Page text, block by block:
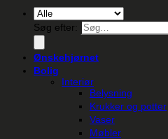
Søg efter:
Ønskehjørnet
Bolig
Interiør
Belysning
Krukker og potter
Vaser
Møbler